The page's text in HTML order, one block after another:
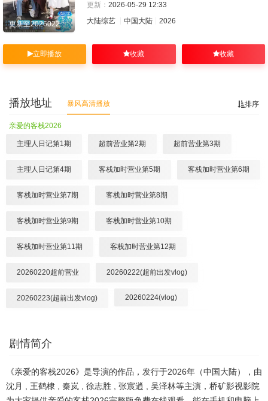
更新至20260220超前营业
更新： 2026-05-29 12:33
大陆综艺
中国大陆 2026
立即播放 收藏 收藏
排序
播放地址 暴风高清播放
亲爱的客栈2026
主理人日记第1期 超前营业第2期 超前营业第3期
主理人日记第4期 客栈加时营业第5期 客栈加时营业第6期
客栈加时营业第7期 客栈加时营业第8期
客栈加时营业第9期 客栈加时营业第10期
客栈加时营业第11期 客栈加时营业第12期
20260220超前营业 20260222(超前出发vlog)
20260223(超前出发vlog) 20260224(vlog)
20260306第2期
20260320第4期 20260327第5期 20260410第7期
20260417第8期 20260423客栈解忧企划
剧情简介
《亲爱的客栈2026》是导演的作品，发行于2026年（中国大陆），由
沈月 , 王鹤棣 , 秦岚 , 徐志胜 , 张宸逍 , 吴泽林等主演，桥矿影视影院